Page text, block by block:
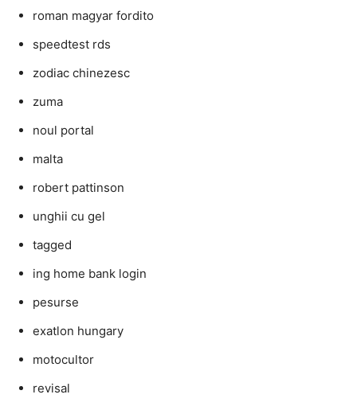
roman magyar fordito
speedtest rds
zodiac chinezesc
zuma
noul portal
malta
robert pattinson
unghii cu gel
tagged
ing home bank login
pesurse
exatlon hungary
motocultor
revisal